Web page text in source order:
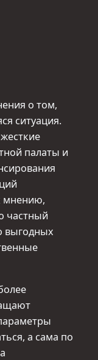
о том,
ситуация.
палаты и
мнению,
частный
выгодных
а сама по